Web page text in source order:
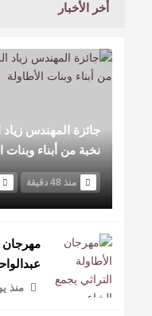
أخر الأخبار
جائزة المهندس
نخبة من أبناء وبنات
منذ 48 دقيقة
مهرجان
منذ